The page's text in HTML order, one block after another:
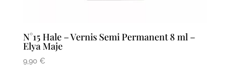
N°15 Hale – Vernis Semi Permanent 8 ml –
Elya Maje
9,90 €